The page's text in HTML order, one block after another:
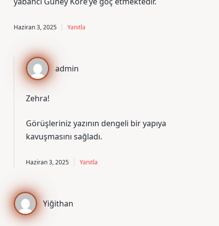
Haziran 3, 2025 Yanıtla
admin
Zehra!
Görüşleriniz yazının dengeli bir yapıya
kavuşmasını sağladı.
Haziran 3, 2025 Yanıtla
Yiğithan